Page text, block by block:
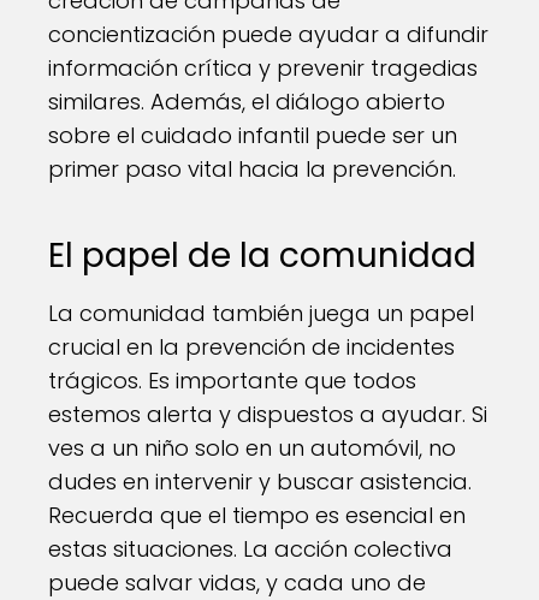
concientización puede ayudar a difundir
información crítica y prevenir tragedias
similares. Además, el diálogo abierto
sobre el cuidado infantil puede ser un
primer paso vital hacia la prevención.
El papel de la comunidad
La comunidad también juega un papel
crucial en la prevención de incidentes
trágicos. Es importante que todos
estemos alerta y dispuestos a ayudar. Si
ves a un niño solo en un automóvil, no
dudes en intervenir y buscar asistencia.
Recuerda que el tiempo es esencial en
estas situaciones. La acción colectiva
puede salvar vidas, y cada uno de